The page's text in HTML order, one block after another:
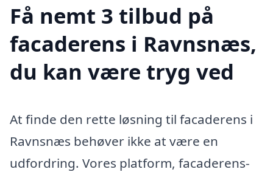
Få nemt 3 tilbud på
facaderens i Ravnsnæs,
du kan være tryg ved
At finde den rette løsning til facaderens i
Ravnsnæs behøver ikke at være en
udfordring. Vores platform, facaderens-